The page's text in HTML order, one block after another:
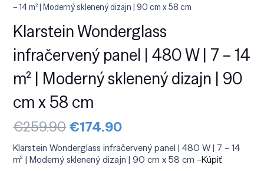
– 14 m² | Moderný sklenený dizajn | 90 cm x 58 cm
Klarstein Wonderglass
infračervený panel | 480 W | 7 – 14
m² | Moderný sklenený dizajn | 90
cm x 58 cm
€259.90Pôvodná
cena
bola:
€259.90.
€174.90Aktuálna
je:
€174.90.
Klarstein Wonderglass infračervený panel | 480 W | 7 – 14
m² | Moderný sklenený dizajn | 90 cm x 58 cm –Kúpiť